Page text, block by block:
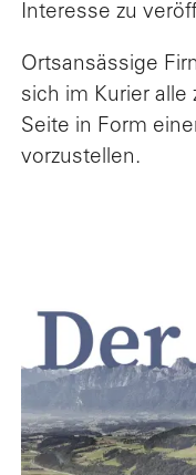
Interesse zu
Ortsansässige
sich im Kurier alle
Seite in Form
vorzustellen.